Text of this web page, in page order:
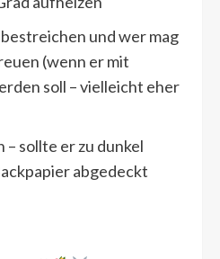
und wer mag
(wenn er mit
soll – vielleicht eher
sollte er zu dunkel
abgedeckt